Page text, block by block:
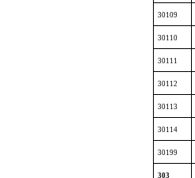
30109
30110
30111
30112
30113
30114
30199
303